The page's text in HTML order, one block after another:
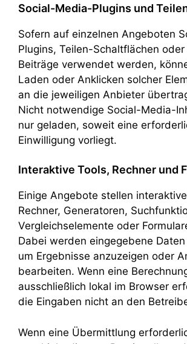
Social-Media-Plugins und
Sofern auf einzelnen Angeboten
Plugins, Teilen-Schaltflächen
Beiträge verwendet werden,
Laden oder Anklicken solcher
an die jeweiligen Anbieter
Nicht notwendige Social-Media-
nur geladen, soweit eine
Einwilligung vorliegt.
Interaktive Tools, Rechner und
Einige Angebote stellen
Rechner, Generatoren,
Vergleichselemente oder
Dabei werden eingegebene
um Ergebnisse anzuzeigen oder
bearbeiten. Wenn eine
ausschließlich lokal im Browser
die Eingaben nicht an den
Wenn eine Übermittlung